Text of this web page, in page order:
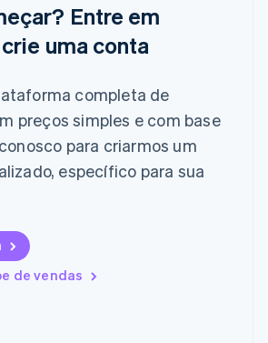
Entre em
uma conta
completa de
preços simples e com base
para criarmos um
específico para sua
de vendas
English